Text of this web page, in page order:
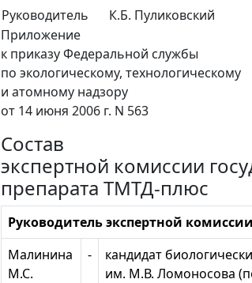
Руководитель
К.Б. Пуликовский
Приложение
к приказу Федеральной службы
по экологическому, технологическому
и атомному надзору
от 14 июня 2006 г. N 563
Состав
экспертной комиссии
препарата ТМТД-плюс
Руководитель экспертной
Малинина
М.С.
-
кандидат
им. М.В. Ломоносова